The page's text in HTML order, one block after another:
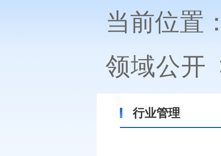
当前位置
领域公开
行业管理